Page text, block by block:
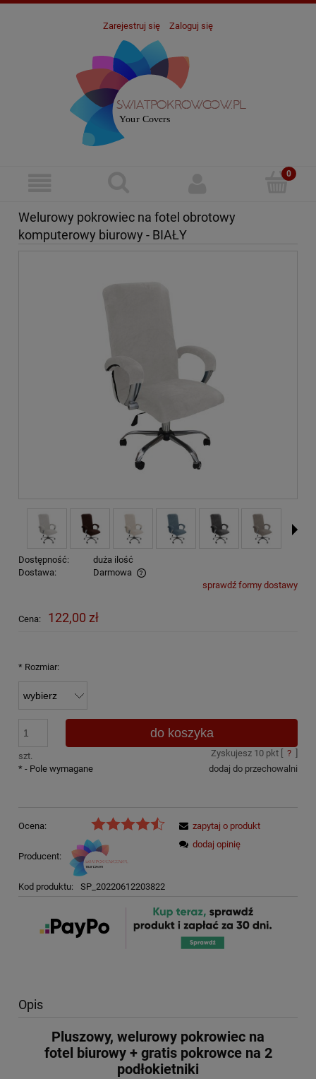
Zarejestruj się Zaloguj się
Welurowy pokrowiec na fotel obrotowy
komputerowy biurowy - BIAŁY
Dostępność:
duża ilość
Dostawa:
Darmowa
Cena nie zawiera ewentualnych kosztów płatnościsprawdź formy dostawy
Cena: 122,00 zł
* Rozmiar:
szt.
do koszyka
Zyskujesz 10pkt [ ?
dodaj do przechowalni
* - Pole wymagane
Ocena:
Producent:
Kod produktu: SP_20220612203822
zapytaj o produkt
dodaj opinię
Opis
Pluszowy, welurowy pokrowiec na
fotel biurowy + gratis pokrowce na 2
podłokietniki